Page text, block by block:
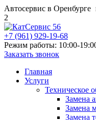
Автосервис в Оренбурге
2
+7 (961) 929-19-68
Режим работы: 10:00-
Заказать звонок
Главная
Услуги
Техническое
Замена
Замена
Замена